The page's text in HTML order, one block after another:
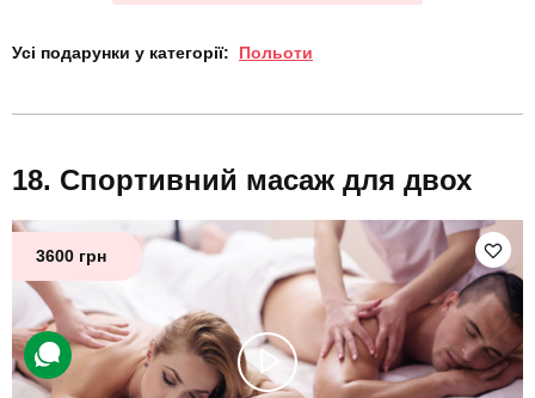
Усі подарунки у категорії: Польоти
Спортивний масаж для двох
3600 грн